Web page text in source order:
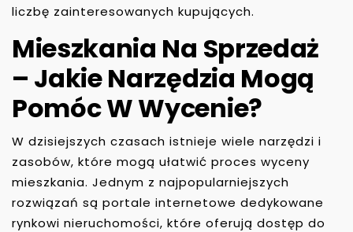
liczbę zainteresowanych kupujących.
Mieszkania Na Sprzedaż
– Jakie Narzędzia Mogą
Pomóc W Wycenie?
W dzisiejszych czasach istnieje wiele narzędzi i
zasobów, które mogą ułatwić proces wyceny
mieszkania. Jednym z najpopularniejszych
rozwiązań są portale internetowe dedykowane
rynkowi nieruchomości, które oferują dostęp do